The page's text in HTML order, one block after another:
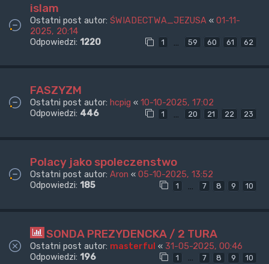
islam
Ostatni post autor: ŚWIADECTWA_JEZUSA « 01-11-
2025, 20:14
Odpowiedzi: 1220 1 … 59 60 61 62
FASZYZM
Ostatni post autor: hcpig « 10-10-2025, 17:02
Odpowiedzi: 446 1 … 20 21 22 23
Polacy jako spoleczenstwo
Ostatni post autor: Aron « 05-10-2025, 13:52
Odpowiedzi: 185 1 7 8 9 10
SONDA PREZYDENCKA / 2 TURA
Ostatni post autor: masterful « 31-05-2025, 00:46
Odpowiedzi: 196 1 … 7 8 9 10